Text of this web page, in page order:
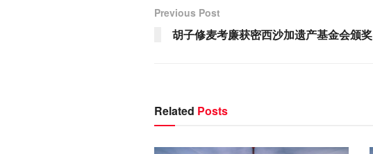
Previous Post
胡子修麦考廉获密西沙加遗产基金会颁奖
Related Posts